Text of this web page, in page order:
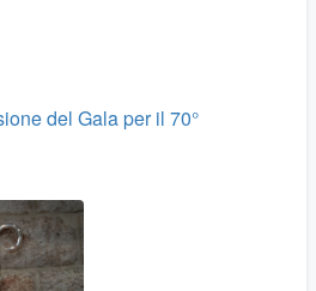
del Gala per il 70°